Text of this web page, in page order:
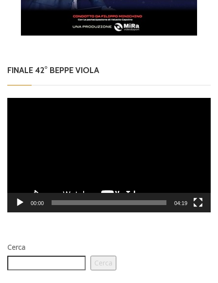
FINALE 42° BEPPE VIOLA
00:00 04:19
Cerca
Cerca